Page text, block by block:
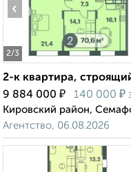
2/3
‹
2-к квартира,
9 884 000 ₽ 140 000 ₽
Кировский район,
Агентство, 06.08.2026